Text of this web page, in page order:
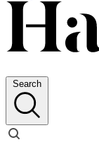
Search